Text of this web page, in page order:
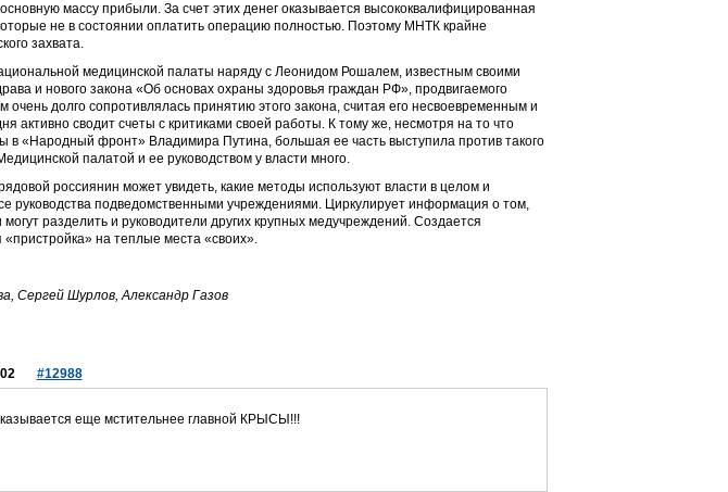
массу прибыли. За счет этих денег оказывается высококвалифицированная
не в состоянии оплатить операцию полностью. Поэтому МНТК крайне
захвата.
медицинской палаты наряду с Леонидом Рошалем, известным своими
и нового закона «Об основах охраны здоровья граждан РФ», продвигаемого
долго сопротивлялась принятию этого закона, считая его несвоевременным и
активно сводит счеты с критиками своей работы. К тому же, несмотря на то что
«Народный фронт» Владимира Путина, большая ее часть выступила против такого
палатой и ее руководством у власти много.
россиянин может увидеть, какие методы используют власти в целом и
руководства подведомственными учреждениями. Циркулирует информация о том,
разделить и руководители других крупных медучреждений. Создается
на теплые места «своих».
Сергей Шурлов, Александр Газов
#12988
еще мстительнее главной КРЫСЫ!!!